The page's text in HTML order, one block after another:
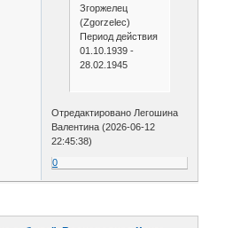
Згоржелец
(Zgorzelec)
Период действия
01.10.1939 -
28.02.1945
Отредактировано Легошина
Валентина (2026-06-12
22:45:38)
0